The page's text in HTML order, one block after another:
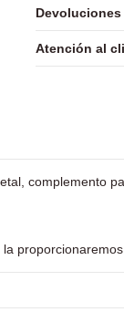
Devoluciones
Atención al
complemento